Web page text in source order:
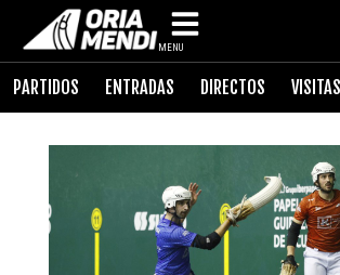
MENU
PARTIDOS ENTRADAS DIRECTOS VISITAS